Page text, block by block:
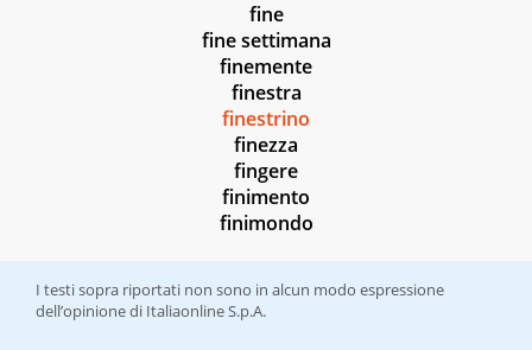
fine
fine settimana
finemente
finestra
finestrino
finezza
fingere
finimento
finimondo
I testi sopra riportati non sono in alcun modo espressione
dell’opinione di Italiaonline S.p.A.